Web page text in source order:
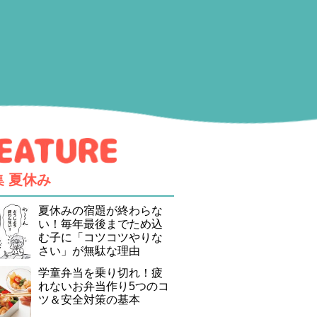
夏休み
夏休みの宿題が終わらな
い！毎年最後までため込
む子に「コツコツやりな
さい」が無駄な理由
学童弁当を乗り切れ！疲
れないお弁当作り5つのコ
ツ＆安全対策の基本